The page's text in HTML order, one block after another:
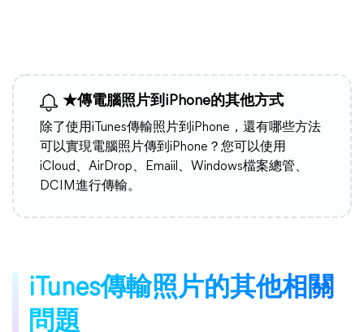
★傳電腦照片到iPhone的其他方式
除了使用iTunes傳輸照片到iPhone，還有哪些方法
可以實現電腦照片傳到iPhone？您可以使用
iCloud、AirDrop、Emaiil、Windows檔案總管、
DCIM進行傳輸。
iTunes傳輸照片的其他相關
問題